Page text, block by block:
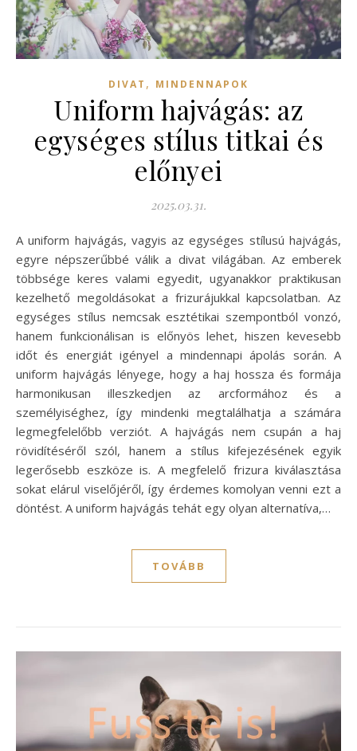
DIVAT , MINDENNAPOK
Uniform hajvágás: az
egységes stílus titkai és
előnyei
2025.03.31.
A uniform hajvágás, vagyis az egységes stílusú hajvágás,
egyre népszerűbbé válik a divat világában. Az emberek
többsége keres valami egyedit, ugyanakkor praktikusan
kezelhető megoldásokat a frizurájukkal kapcsolatban. Az
egységes stílus nemcsak esztétikai szempontból vonzó,
hanem funkcionálisan is előnyös lehet, hiszen kevesebb
időt és energiát igényel a mindennapi ápolás során. A
uniform hajvágás lényege, hogy a haj hossza és formája
harmonikusan illeszkedjen az arcformához és a
személyiséghez, így mindenki megtalálhatja a számára
legmegfelelőbb verziót. A hajvágás nem csupán a haj
rövidítéséről szól, hanem a stílus kifejezésének egyik
legerősebb eszköze is. A megfelelő frizura kiválasztása
sokat elárul viselőjéről, így érdemes komolyan venni ezt a
döntést. A uniform hajvágás tehát egy olyan alternatíva,…
TOVÁBB